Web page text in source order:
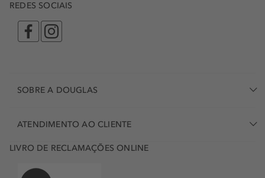
REDES SOCIAIS
SOBRE A DOUGLAS
ATENDIMENTO AO CLIENTE
LIVRO DE RECLAMAÇÕES ONLINE